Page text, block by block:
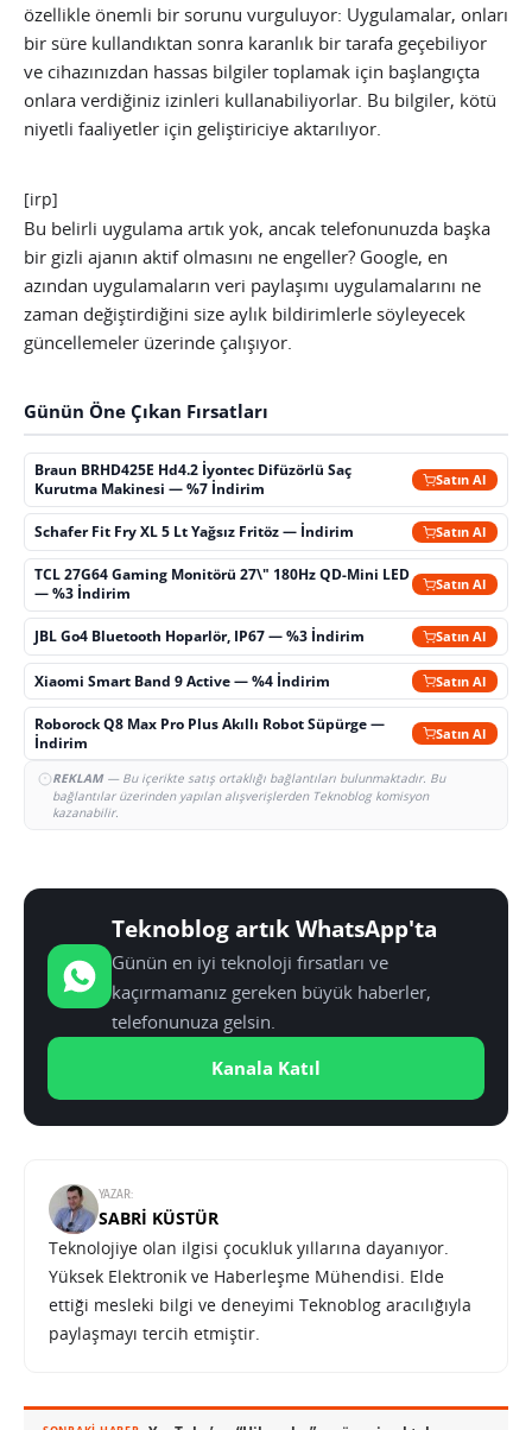
özellikle önemli bir sorunu vurguluyor: Uygulamalar, onları
bir süre kullandıktan sonra karanlık bir tarafa geçebiliyor
ve cihazınızdan hassas bilgiler toplamak için başlangıçta
onlara verdiğiniz izinleri kullanabiliyorlar. Bu bilgiler, kötü
niyetli faaliyetler için geliştiriciye aktarılıyor.
[irp]
Bu belirli uygulama artık yok, ancak telefonunuzda başka
bir gizli ajanın aktif olmasını ne engeller? Google, en
azından uygulamaların veri paylaşımı uygulamalarını ne
zaman değiştirdiğini size aylık bildirimlerle söyleyecek
güncellemeler üzerinde çalışıyor.
Günün Öne Çıkan Fırsatları
Braun BRHD425E Hd4.2 İyontec Difüzörlü Saç
Kurutma Makinesi — %7 İndirim
Satın Al
Schafer Fit Fry XL 5 Lt Yağsız Fritöz — İndirim Satın Al
TCL 27G64 Gaming Monitörü 27\" 180Hz QD-Mini LED
— %3 İndirim
Satın Al
JBL Go4 Bluetooth Hoparlör, IP67 — %3 İndirim Satın Al
Xiaomi Smart Band 9 Active — %4 İndirim Satın Al
Roborock Q8 Max Pro Plus Akıllı Robot Süpürge —
İndirim
Satın Al
REKLAM— Bu içerikte satış ortaklığı bağlantıları bulunmaktadır. Bu
bağlantılar üzerinden yapılan alışverişlerden Teknoblog komisyon
kazanabilir.
Teknoblog artık WhatsApp'ta
Günün en iyi teknoloji fırsatları ve
kaçırmamanız gereken büyük haberler,
telefonunuza gelsin.
Kanala Katıl
YAZAR:
SABRI KÜSTÜR
Teknolojiye olan ilgisi çocukluk yıllarına dayanıyor.
Yüksek Elektronik ve Haberleşme Mühendisi. Elde
ettiği mesleki bilgi ve deneyimi Teknoblog aracılığıyla
paylaşmayı tercih etmiştir.